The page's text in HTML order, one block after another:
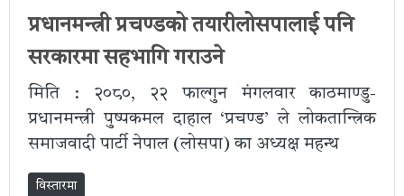
प्रधानमन्त्री प्रचण्डको तयारीलोसपालाई पनि
सरकारमा सहभागि गराउने
मिति : २०८०, २२ फाल्गुन मंगलवार काठमाण्डु-
प्रधानमन्त्री पुष्पकमल दाहाल ‘प्रचण्ड’ ले लोकतान्त्रिक
समाजवादी पार्टी नेपाल (लोसपा) का अध्यक्ष महन्थ
विस्तारमा